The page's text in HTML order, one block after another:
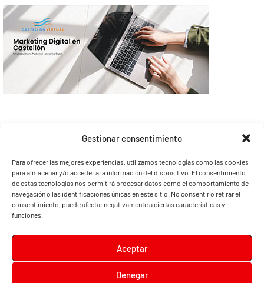
Gestionar consentimiento
Para ofrecer las mejores experiencias, utilizamos tecnologías como las cookies
para almacenar y/o acceder a la información del dispositivo. El consentimiento
de estas tecnologías nos permitirá procesar datos como el comportamiento de
navegación o las identificaciones únicas en este sitio. No consentir o retirar el
consentimiento, puede afectar negativamente a ciertas características y
funciones.
Aceptar
Denegar